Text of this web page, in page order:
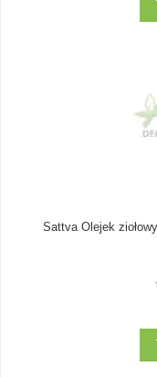
Sattva Olejek